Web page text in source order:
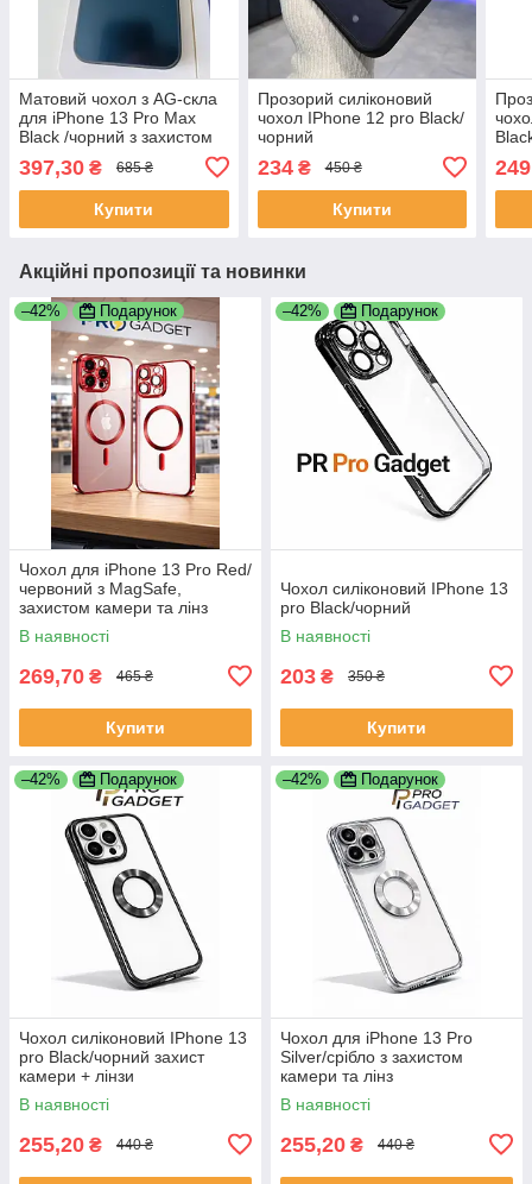
Матовий чохол з AG-скла
для iPhone 13 Pro Max
Black /чорний з захистом
камери | Проти відбитків |
TPU + загартоване скло
397,30 ₴ 685 ₴
Купити
Прозорий силіконовий
чохол IPhone 12 pro Black/
чорний
234₴ 450 ₴
Купити
Акційні пропозиції та новинки
–42% Подарунок
Чохол для iPhone 13 Pro Red/
червоний з MagSafe,
захистом камери та лінз
В наявності
269,70 ₴ 465 ₴
Купити
–42% Подарунок
Чохол силіконовий IPhone 13
pro Black/чорний
В наявності
203 ₴ 350 ₴
Купити
–42% Подарунок
Чохол силіконовий IPhone 13
pro Black/чорний захист
камери + лінзи
В наявності
255,20 ₴ 440 ₴
–42% Подарунок
Чохол для iPhone 13 Pro
Silver/срібло з захистом
камери та лінз
В наявності
255,20 ₴ 440 ₴